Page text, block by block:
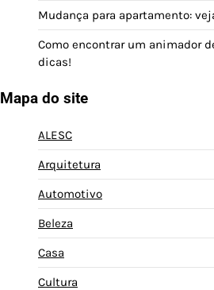
Mudança para apartamento:
Como encontrar um animador
dicas!
Mapa do site
ALESC
Arquitetura
Automotivo
Beleza
Casa
Cultura